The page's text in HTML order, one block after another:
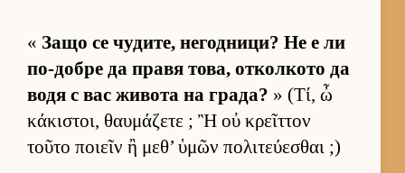
« Защо се чу­ди­те, не­год­ни­ци? Не е ли
по-добре да правя то­ва, от­кол­кото да
водя с вас жи­вота на гра­да? » (Τί, ὦ
κάκιστοι, θαυμάζετε ; Ἢ οὐ κρεῖττον
τοῦτο ποιεῖν ἢ μεθ’ ὑμῶν πολιτεύεσθαι ;)